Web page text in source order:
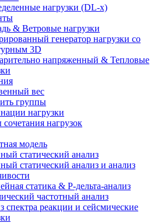
нагрузки (DL-х)
& Ветровые нагрузки
генератор нагрузки со
3D
напряженный & Тепловые
вес
группы
нагрузки
нагрузок
модель
статический анализ
статический анализ и анализ
статика & P-дельта-анализ
частотный анализ
спектра реакции и сейсмические